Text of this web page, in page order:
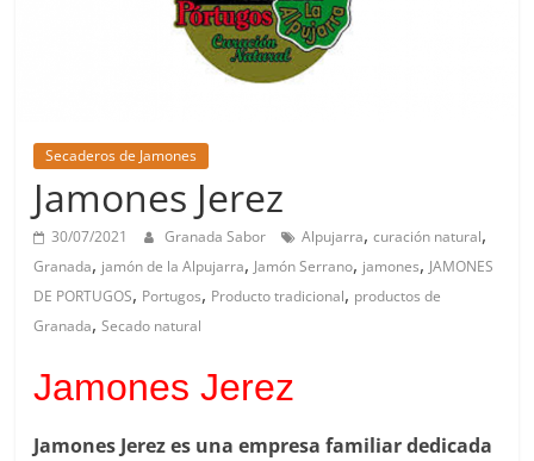
Secaderos de Jamones
Jamones Jerez
30/07/2021 Granada Sabor Alpujarra,curación natural,
Granada, jamón de la Alpujarra, Jamón Serrano, jamones, JAMONES
DE PORTUGOS, Portugos, Producto tradicional, productos de
Granada,Secado natural
Jamones Jerez
Jamones Jerez es una empresa familiar dedicada